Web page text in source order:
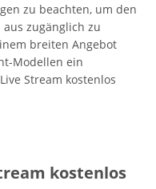
zu beachten, um den
zugänglich zu
breiten Angebot
Modellen ein
Stream kostenlos
kostenlos